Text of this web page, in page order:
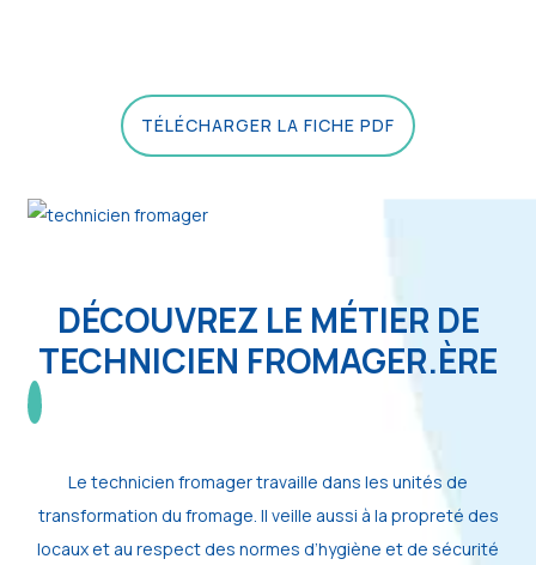
TÉLÉCHARGER LA FICHE PDF
DÉCOUVREZ LE MÉTIER DE
TECHNICIEN FROMAGER.ÈRE
Le technicien fromager travaille dans les unités de
transformation du fromage. Il veille aussi à la propreté des
locaux et au respect des normes d’hygiène et de sécurité